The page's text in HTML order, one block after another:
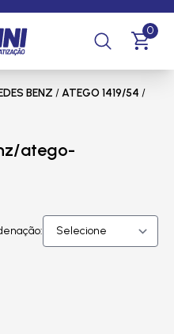
0
BENZ /ATEGO 1419/54 /
atego-